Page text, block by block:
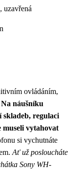
uzavřená
ovládáním,
Na náušníku
skladeb, regulaci
vytahovat
si vychutnáte
Ať už posloucháte
Sony WH-